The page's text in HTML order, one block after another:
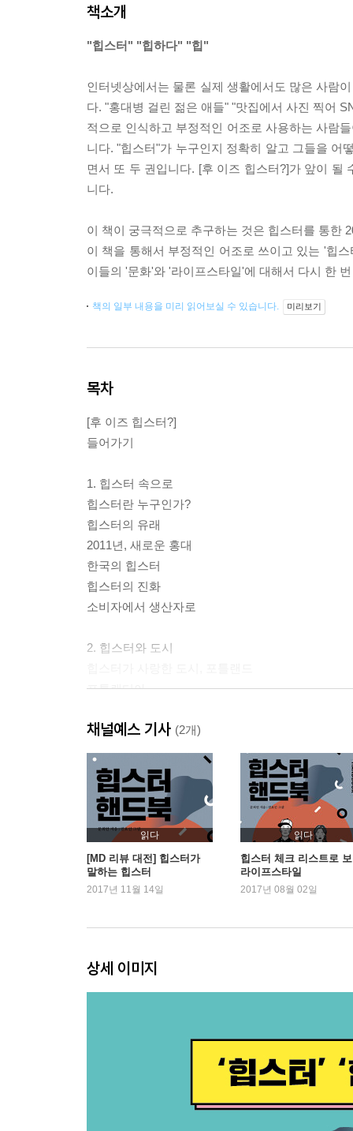
책소개
"힙스터" "힙하다" "힙"
인터넷상에서는 물론 실제 생활에서도 많은 사람
다. "홍대병 걸린 젊은 애들" "맛집에서 사진 찍어
적으로 인식하고 부정적인 어조로 사용하는 사람
니다. "힙스터"가 누구인지 정확히 알고 그들을 어
면서 또 두 권입니다. [후 이즈 힙스터?]가 앞이 될
니다.
이 책이 궁극적으로 추구하는 것은 힙스터를 통한
이 책을 통해서 부정적인 어조로 쓰이고 있는 '힙
이들의 '문화'와 '라이프스타일'에 대해서 다시 한
책의 일부 내용을 미리 읽어보실 수 있습니다. 미리보기
목차
[후 이즈 힙스터?]
들어가기
1. 힙스터 속으로
힙스터란 누구인가?
힙스터의 유래
2011년, 새로운 홍대
한국의 힙스터
힙스터의 진화
소비자에서 생산자로
2. 힙스터와 도시
포틀랜디아
제3자의 눈으로 본 포틀랜드
일본과 힙스터
에이스 호텔과 클라스카 호텔
히가시가와 마을
3. 홍대와 힙스터
서울 힙스터의 하루
힙스터와 홍대
홍대로 모이는 이유
타인의 취향을 비웃는 ‘취향나치’
1980년대생 VS 1990년대생
채널예스 기사 (2개)
읽다
[MD 리뷰 대전] 힙스터가
말하는 힙스터
2017년 11월 14일
읽다
힙스터 체크 리스트로
라이프스타일
2017년 08월 02일
상세 이미지